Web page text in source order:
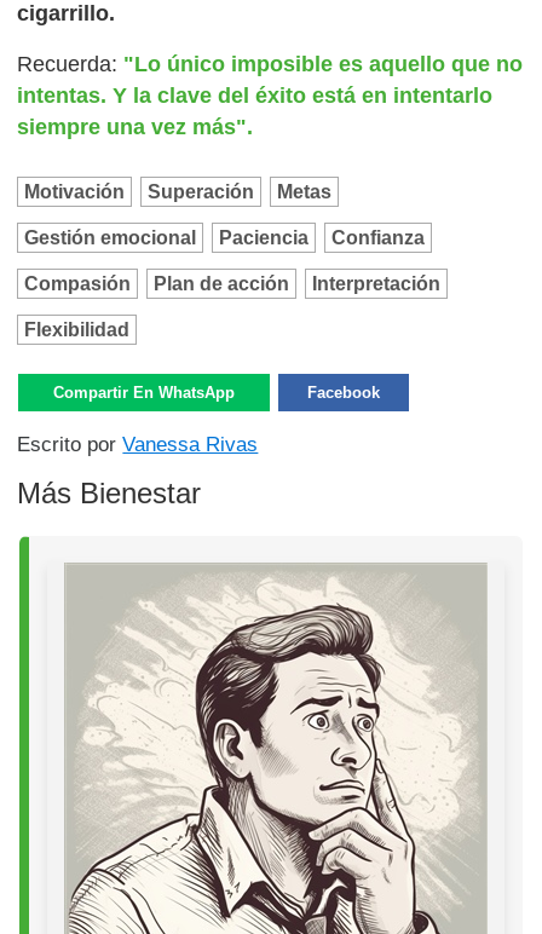
cigarrillo.
Recuerda: "Lo único imposible es aquello que no
intentas. Y la clave del éxito está en intentarlo
siempre una vez más".
Motivación Superación Metas
Gestión emocional Paciencia Confianza
Compasión Plan de acción Interpretación
Flexibilidad
Compartir En WhatsApp Facebook
Escrito porVanessa Rivas
Más Bienestar